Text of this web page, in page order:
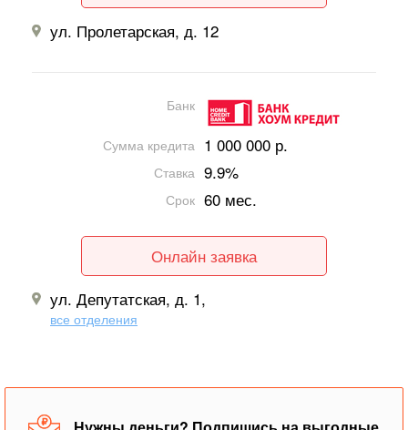
ул. Пролетарская, д. 12
Банк
Сумма кредита 1 000 000 р.
Ставка 9.9%
Срок 60 мес.
Онлайн заявка
ул. Депутатская, д. 1,
все отделения